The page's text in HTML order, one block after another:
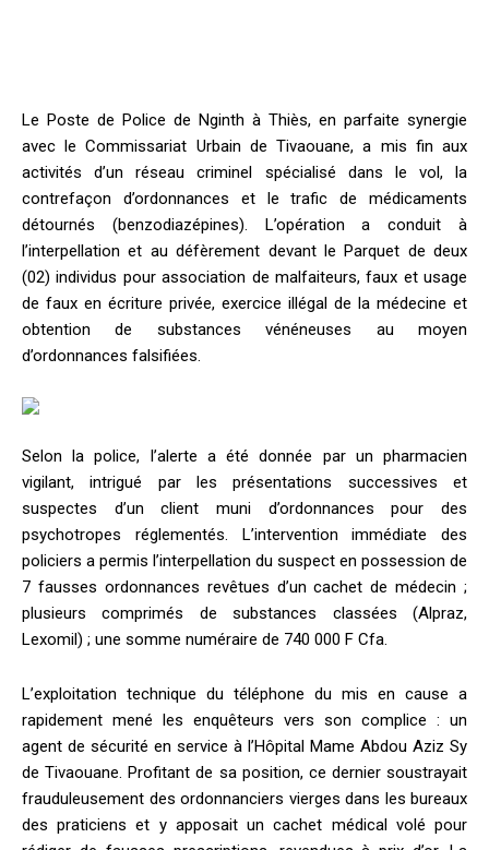
Le Poste de Police de Nginth à Thiès, en parfaite synergie
avec le Commissariat Urbain de Tivaouane, a mis fin aux
activités d’un réseau criminel spécialisé dans le vol, la
contrefaçon d’ordonnances et le trafic de médicaments
détournés (benzodiazépines). L’opération a conduit à
l’interpellation et au défèrement devant le Parquet de deux
(02) individus pour association de malfaiteurs, faux et usage
de faux en écriture privée, exercice illégal de la médecine et
obtention de substances vénéneuses au moyen
d’ordonnances falsifiées.
Selon la police, l’alerte a été donnée par un pharmacien
vigilant, intrigué par les présentations successives et
suspectes d’un client muni d’ordonnances pour des
psychotropes réglementés. L’intervention immédiate des
policiers a permis l’interpellation du suspect en possession de
7 fausses ordonnances revêtues d’un cachet de médecin ;
plusieurs comprimés de substances classées (Alpraz,
Lexomil) ; une somme numéraire de 740 000 F Cfa.
L’exploitation technique du téléphone du mis en cause a
rapidement mené les enquêteurs vers son complice : un
agent de sécurité en service à l’Hôpital Mame Abdou Aziz Sy
de Tivaouane. Profitant de sa position, ce dernier soustrayait
frauduleusement des ordonnanciers vierges dans les bureaux
des praticiens et y apposait un cachet médical volé pour